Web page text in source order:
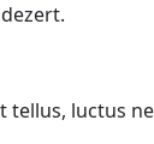
luctus